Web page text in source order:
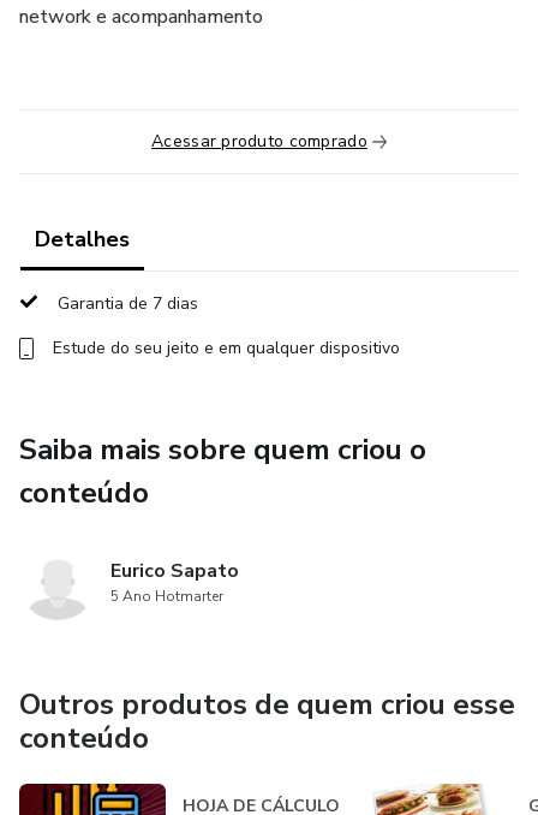
network e acompanhamento
Acessar produto comprado
Detalhes
Garantia de 7 dias
Estude do seu jeito e em qualquer dispositivo
Saiba mais sobre quem criou o
conteúdo
Eurico Sapato
5 Ano Hotmarter
Outros produtos de quem criou esse
conteúdo
HOJA DE CÁLCULO